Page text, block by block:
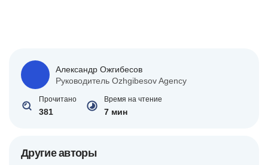
Александр Ожгибесов
Руководитель Ozhgibesov Agency
Прочитано
381
Время на чтение
7 мин
Другие авторы